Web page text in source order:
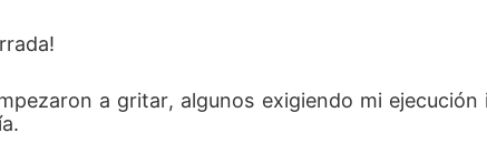
a gritar, algunos exigiendo mi